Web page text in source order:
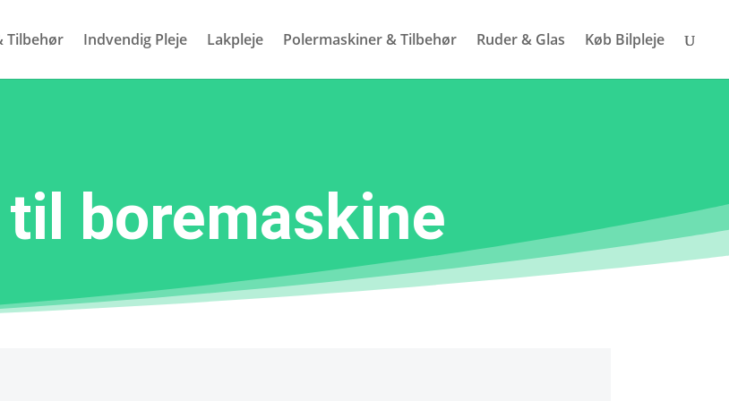
Tilbehør Indvendig Pleje Lakpleje Polermaskiner & Tilbehør Ruder & Glas Køb Bilpleje
boremaskine